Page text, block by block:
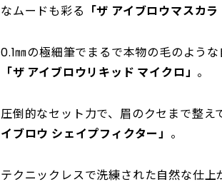
なムードも彩る 「ザ アイブロウマスカ
0.1㎜の極細筆でまるで本物の毛のよう
「ザ アイブロウリキッド マイクロ」 。
圧倒的なセット力で、眉のクセまで整
イブロウ シェイプフィクター」 。
テクニックレスで洗練された自然な仕